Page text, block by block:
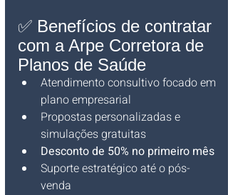
✅ Benefícios de contratar
com a Arpe Corretora de
Planos de Saúde
Atendimento consultivo focado em
plano empresarial
Propostas personalizadas e
simulações gratuitas
Desconto de 50% no primeiro mês
Suporte estratégico até o pós-
venda